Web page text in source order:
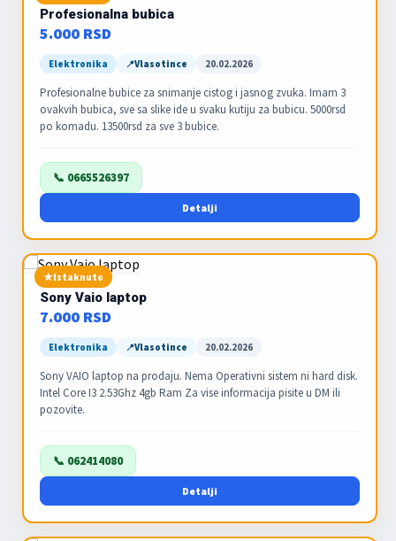
Profesionalna bubica
5.000 RSD
Elektronika Vlasotince 20.02.2026
Profesionalne bubice za snimanje cistog i jasnog zvuka. Imam 3
ovakvih bubica, sve sa slike ide u svaku kutiju za bubicu. 5000rsd
po komadu. 13500rsd za sve 3 bubice.
📞 0665526397
Detalji
Istaknuto
Sony Vaio laptop
7.000 RSD
Elektronika Vlasotince 20.02.2026
Sony VAIO laptop na prodaju. Nema Operativni sistem ni hard disk.
Intel Core I3 2.53Ghz 4gb Ram Za vise informacija pisite u DM ili
pozovite.
📞 062414080
Detalji